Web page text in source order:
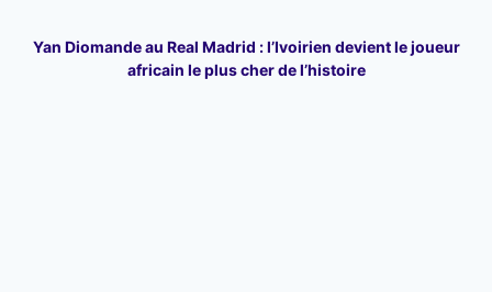
Yan Diomande au Real Madrid : l’Ivoirien devient le joueur
africain le plus cher de l’histoire